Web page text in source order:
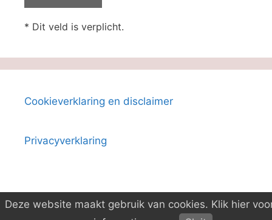
* Dit veld is verplicht.
Cookieverklaring en disclaimer
Privacyverklaring
• Gebouwd metGeneratePress
Deze website maakt gebruik van cookies. Klik hier